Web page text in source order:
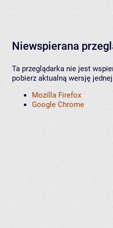
Niewspierana
Ta przeglądarka nie jest
pobierz aktualną wersję
Mozilla Firefox
Google Chrome